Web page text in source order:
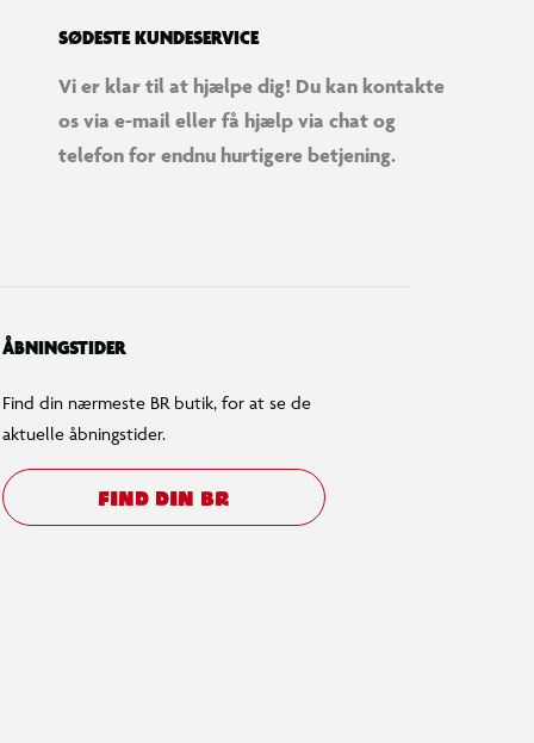
SØDESTE KUNDESERVICE
Vi er klar til at hjælpe dig! Du kan kontakte
os via e-mail eller få hjælp via chat og
telefon for endnu hurtigere betjening.
ÅBNINGSTIDER
Find din nærmeste BR butik, for at se de
aktuelle åbningstider.
FIND DIN BR